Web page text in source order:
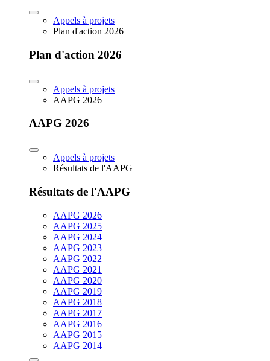
Appels à projets
Plan d'action 2026
Plan d'action 2026
Appels à projets
AAPG 2026
AAPG 2026
Appels à projets
Résultats de l'AAPG
Résultats de l'AAPG
AAPG 2026
AAPG 2025
AAPG 2024
AAPG 2023
AAPG 2022
AAPG 2021
AAPG 2020
AAPG 2019
AAPG 2018
AAPG 2017
AAPG 2016
AAPG 2015
AAPG 2014